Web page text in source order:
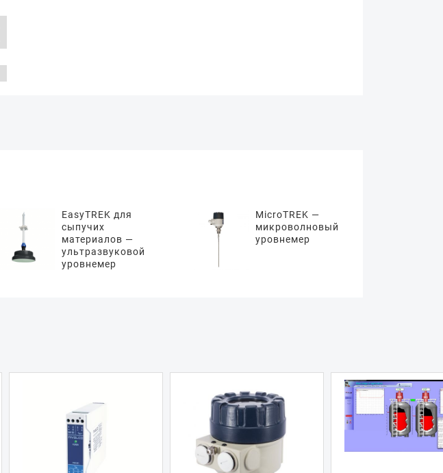
EasyTREK для
сыпучих
материалов —
ультразвуковой
уровнемер
MicroTREK —
микроволновый
уровнемер